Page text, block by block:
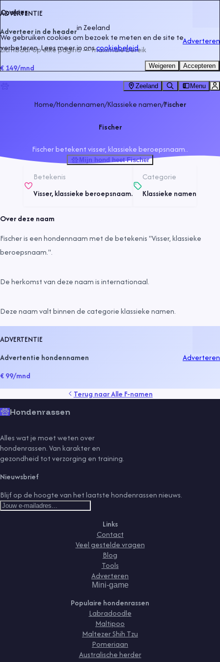
ADVERTENTIE
Adverteer in de headerinZeeland
Zichtbaar op elke pagina — maximale bereik
€ 149/mnd
Adverteren
Zeeland Menu
Home/Hondennamen/Klassieke namen/Fischer
Fischer
Fischer betekent visser, klassieke beroepsnaam..
Mijn hond heet Fischer
Betekenis
Visser, klassieke beroepsnaam.
Categorie
Klassieke namen
Over deze naam
Fischer is een hondennaam met de betekenis "Visser, klassieke
beroepsnaam.".
De herkomst van deze naam isinternationaal.
Deze naam valt binnen de categorieklassieke namen.
ADVERTENTIE
Advertentie hondennamen
€ 99/mnd
Adverteren
Terug naarAlle F-namen
Hondenrassen
Alles wat je moet weten over
hondenrassen. Van karakter en
gezondheid tot verzorging en training.
Nieuwsbrief
Blijf op de hoogte van het laatste hondenrassen nieuws.
Links
Contact
Veel gestelde vragen
Blog
Tools
Adverteren
Mini-game
Populaire hondenrassen
Labradoodle
Maltipoo
Maltezer Shih Tzu
Pomeriaan
Australische herder
Cookies
We gebruiken cookies om bezoek te meten en de site te
verbeteren. Lees meer in onscookiebeleid.
Weigeren Accepteren